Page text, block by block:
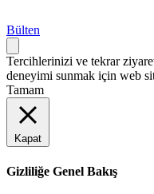
Bülten
Tercihlerinizi ve tekrar
deneyimi sunmak için web
Tamam
Kapat
Gizliliğe Genel Bakış